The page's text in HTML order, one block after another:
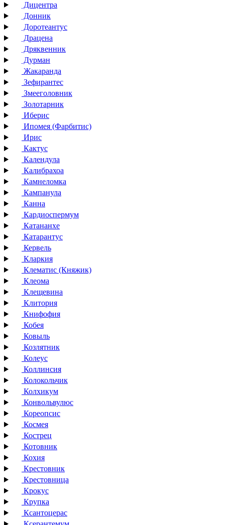
Дицентра
Донник
Доротеантус
Драцена
Дряквенник
Дурман
Жакаранда
Зефирантес
Змееголовник
Золотарник
Иберис
Ипомея (Фарбитис)
Ирис
Кактус
Календула
Калибрахоа
Камнеломка
Кампанула
Канна
Кардиоспермум
Катананхе
Катарантус
Кервель
Кларкия
Клематис (Княжик)
Клеома
Клещевина
Клитория
Книфофия
Кобея
Ковыль
Козлятник
Колеус
Коллинсия
Колокольчик
Колхикум
Конвольвулюс
Кореопсис
Космея
Кострец
Котовник
Кохия
Крестовник
Крестовница
Крокус
Крупка
Ксантоцерас